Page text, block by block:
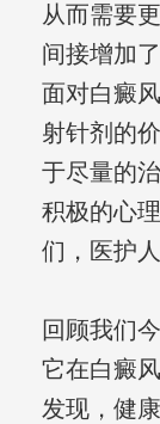
从而需要
间接增加
面对白癜
射针剂的
于尽量的
积极的心
们，医护
回顾我们
它在白癜
发现，健